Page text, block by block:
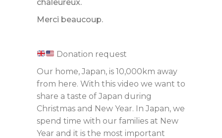
chaleureux.
Merci beaucoup.
Donation request
Our home, Japan, is 10,000km away
from here. With this video we want to
share a taste of Japan during
Christmas and New Year. In Japan, we
spend time with our families at New
Year and it is the most important